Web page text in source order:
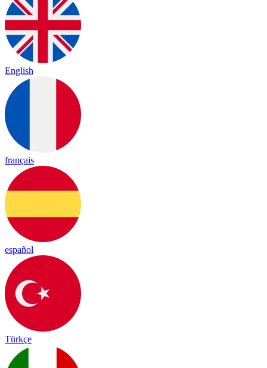
English
français
español
Türkçe